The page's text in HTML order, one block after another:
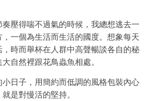
壓得喘不過氣的時候，我總想逃去一
一個為生活而生活的國度。想象每天
時而舉杯在人群中高聲暢談各自的秘
自然裡跟花鳥蟲魚相處。
日子，用簡約而低調的風格包裝內心
是對慢活的堅持。